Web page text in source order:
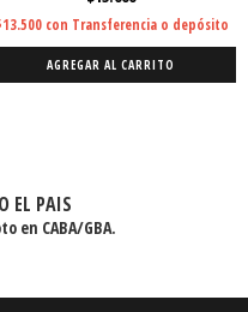
con Transferencia o depósito
AGREGAR AL CARRITO
EL PAIS
en CABA/GBA.